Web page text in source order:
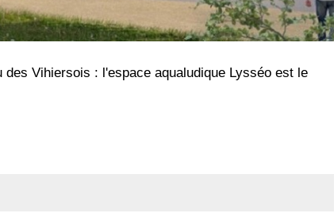
des Vihiersois : l'espace aqualudique Lysséo est le